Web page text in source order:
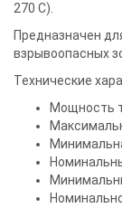
270 С).
Предназначен
взрывоопасных
Технические
Мощность